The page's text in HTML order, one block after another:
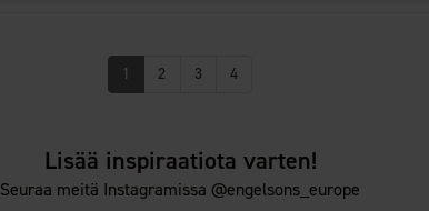
1 2 3 4
Lisää inspiraatiota varten!
Seuraa meitä Instagramissa @engelsons_europe